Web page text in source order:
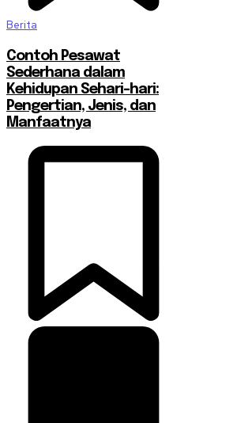
Berita
Contoh Pesawat
Sederhana dalam
Kehidupan Sehari-hari:
Pengertian, Jenis, dan
Manfaatnya